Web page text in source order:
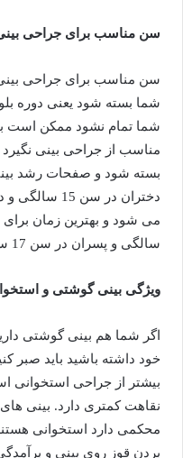
سن مناسب برای جراحی
سن مناسب برای جراحی
شما بسته شود یعنی دوره
شما تمام نشود ممکن است
مناسب از جراحی بینی نگیرد
بسته شود و صفحات رشد
سالگی و پسران در سن 17 سالگی مناسب است.
ویژگی بینی گوشتی و
اگر شما هم بینی گوشتی
خود داشته باشید باید صبر
بیشتر از جراحی استخوانی
نقاهت کمتری دارد. بینی
محکمی دارد استخوانی
بردن قوز روی بینی و